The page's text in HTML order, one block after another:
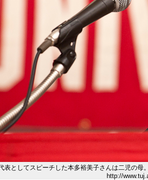
表としてスピーチした本多裕美子さんは二児の
http://